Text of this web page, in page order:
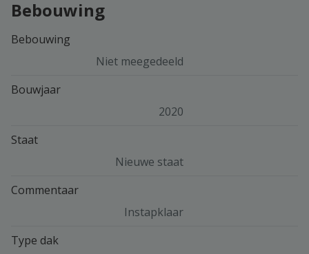
Bebouwing
Bebouwing
Niet meegedeeld
Bouwjaar
2020
Staat
Nieuwe staat
Commentaar
Instapklaar
Type dak